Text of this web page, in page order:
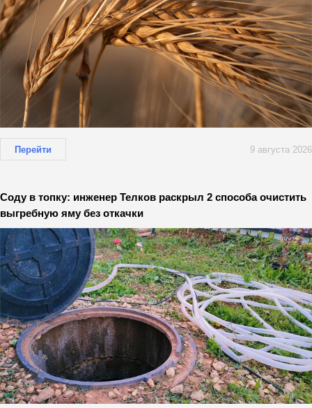
Перейти 9 августа 2026
Соду в топку: инженер Телков раскрыл 2 способа очистить
выгребную яму без откачки